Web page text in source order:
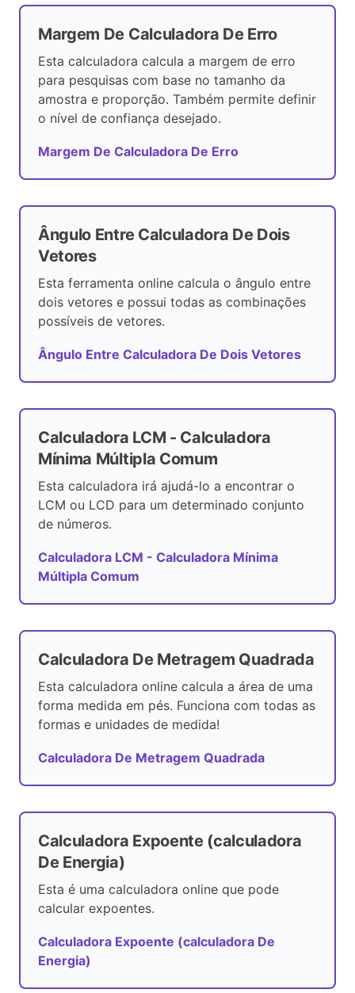
Margem De Calculadora De Erro
Esta calculadora calcula a margem de erro
para pesquisas com base no tamanho da
amostra e proporção. Também permite definir
o nível de confiança desejado.
Margem De Calculadora De Erro
Ângulo Entre Calculadora De Dois
Vetores
Esta ferramenta online calcula o ângulo entre
dois vetores e possui todas as combinações
possíveis de vetores.
Ângulo Entre Calculadora De Dois Vetores
Calculadora LCM - Calculadora
Mínima Múltipla Comum
Esta calculadora irá ajudá-lo a encontrar o
LCM ou LCD para um determinado conjunto
de números.
Calculadora LCM - Calculadora Mínima
Múltipla Comum
Calculadora De Metragem Quadrada
Esta calculadora online calcula a área de uma
forma medida em pés. Funciona com todas as
formas e unidades de medida!
Calculadora De Metragem Quadrada
Calculadora Expoente (calculadora
De Energia)
Esta é uma calculadora online que pode
calcular expoentes.
Calculadora Expoente (calculadora De
Energia)